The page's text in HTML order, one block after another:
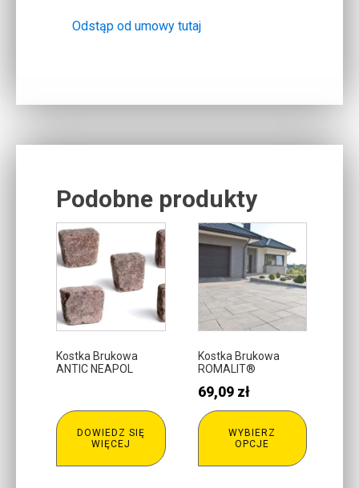
Odstąp od umowy tutaj
Podobne produkty
Kostka Brukowa
ANTIC NEAPOL
DOWIEDZ SIĘ
WIĘCEJ
Kostka Brukowa
ROMALIT®
69,09 zł
WYBIERZ
OPCJE
Ten
produkt
wiele
wariantów.
Opcje
można
wybrać
na
stronie
produktu